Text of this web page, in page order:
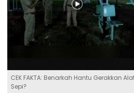
CEK FAKTA: Benarkah Hantu Gerakkan
Sepi?